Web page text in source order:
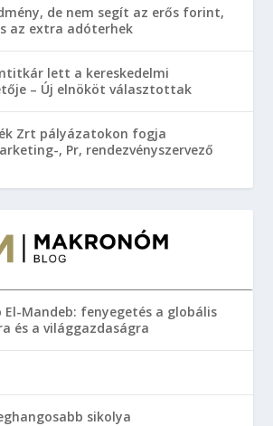
de nem segít az erős forint,
az extra adóterhek
lett a kereskedelmi
– Új elnököt választottak
Zrt pályázatokon fogja
, Pr, rendezvényszervező
El-Mandeb: fenyegetés a globális
és a világgazdaságra
sikolya